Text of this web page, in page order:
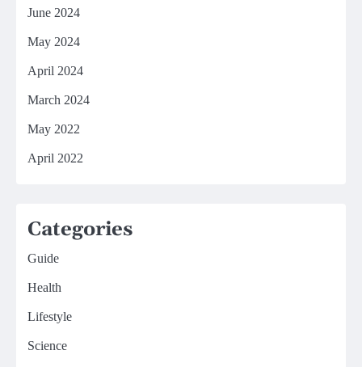
June 2024
May 2024
April 2024
March 2024
May 2022
April 2022
Categories
Guide
Health
Lifestyle
Science